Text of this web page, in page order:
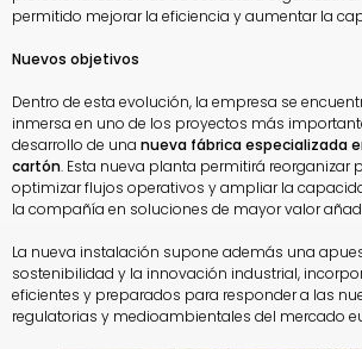
permitido mejorar la eficiencia y aumentar la
Nuevos objetivos
Dentro de esta evolución, la empresa se
inmersa en uno de los proyectos más
desarrollo de una nueva fábrica especializada
cartón. Esta nueva planta permitirá reorganizar
optimizar flujos operativos y ampliar la
la compañía en soluciones de mayor valor
La nueva instalación supone además una
sostenibilidad y la innovación industrial,
eficientes y preparados para responder a las
regulatorias y medioambientales del mercado